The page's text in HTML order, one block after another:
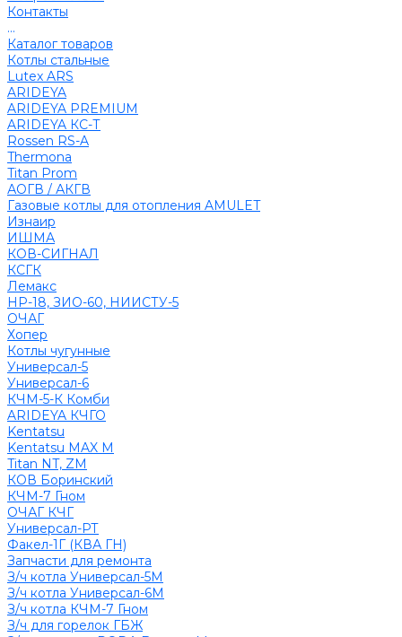
Контакты
...
Каталог товаров
Котлы стальные
Lutex ARS
ARIDEYA
ARIDEYA PREMIUM
ARIDEYA КС-Т
Rossen RS-A
Thermona
Titan Prom
АОГВ / АКГВ
Газовые котлы для отопления AMULET
Изнаир
ИШМА
КОВ-СИГНАЛ
КСГК
Лемакс
НР-18, ЗИО-60, НИИСТУ-5
ОЧАГ
Хопер
Котлы чугунные
Универсал-5
Универсал-6
КЧМ-5-К Комби
ARIDEYA КЧГО
Kentatsu
Kentatsu MAX M
Titan NT, ZM
КОВ Боринский
КЧМ-7 Гном
ОЧАГ КЧГ
Универсал-РТ
Факел-1Г (КВА ГН)
Запчасти для ремонта
З/ч котла Универсал-5М
З/ч котла Универсал-6М
З/ч котла КЧМ-7 Гном
З/ч для горелок ГБЖ